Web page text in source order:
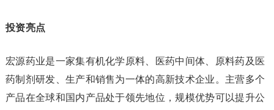
投资亮点
宏源药业是一家集有机化学原料、医药中间体、原料药及医
药制剂研发、生产和销售为一体的高新技术企业。主营多个
产品在全球和国内产品处于领先地位，规模优势可以提升公